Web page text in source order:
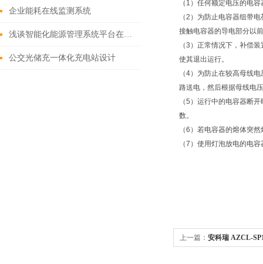
企业能耗在线监测系统
浅谈智能化能源管理系统平台在企业中的应用
公交光储充一体化充电站设计
（ 1）任何额定电压的电
（2）为防止电容器组带
接触电容器的导电部分以
（3）正常情况下，补偿
使其退出运行。
（4）为防止在较高母线
路送电，然后根据母线电
（5）运行中的电容器断
数。
（6）若电容器的熔体突
（7）使用灯泡放电的电
上一篇： 安科瑞 AZCL-